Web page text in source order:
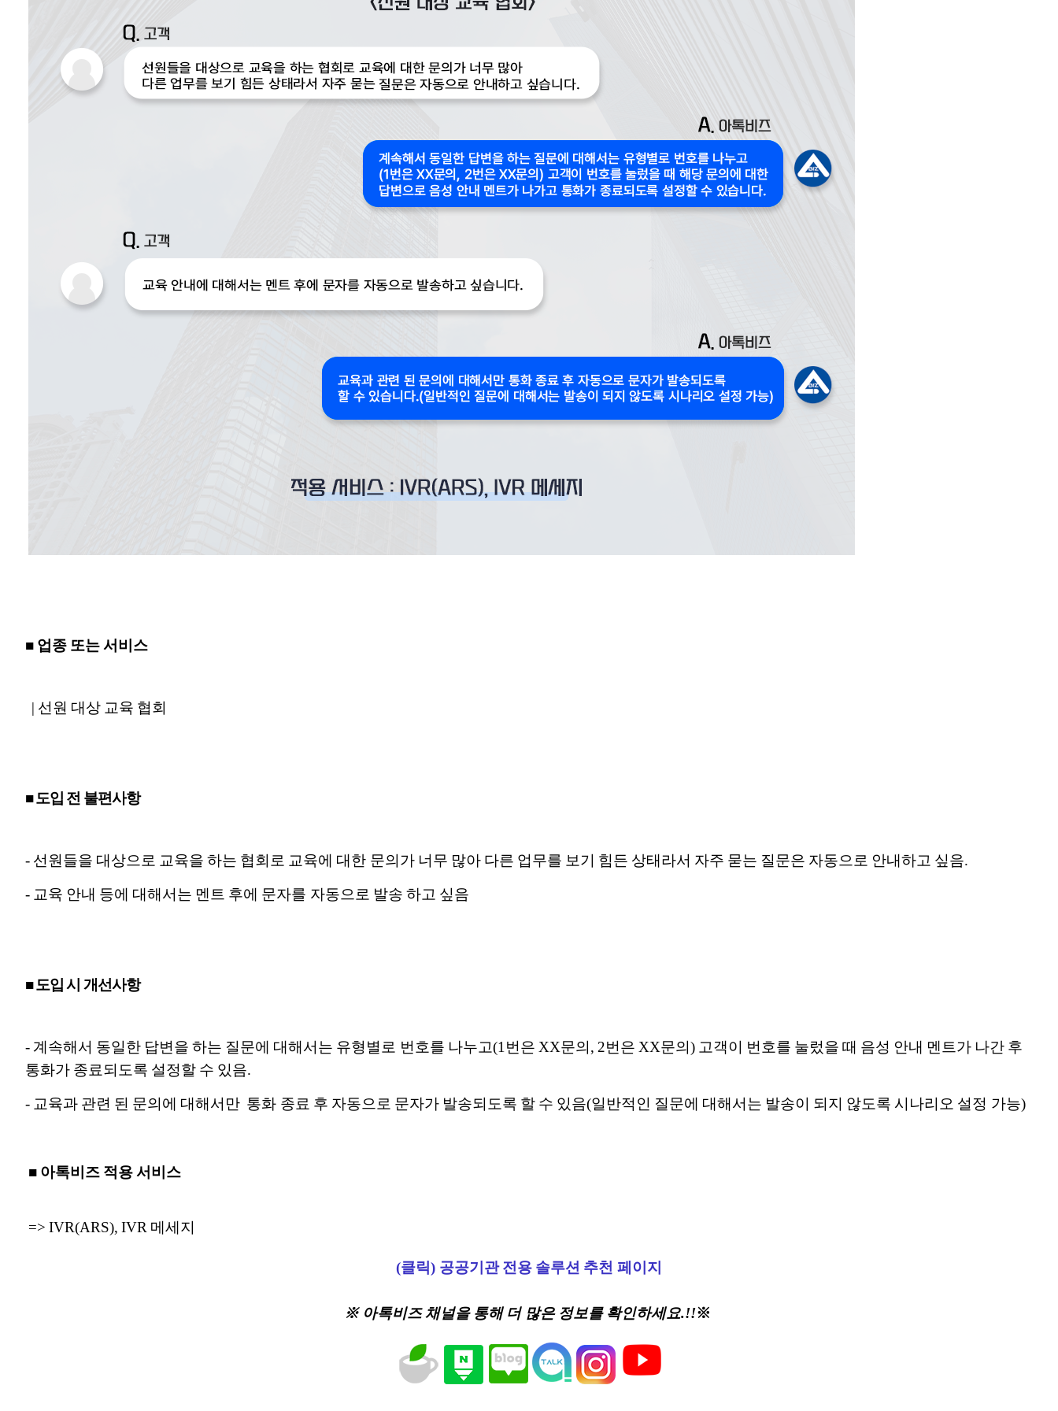
■ 업종 또는 서비스
| 선원 대상 교육 협회
■ 도입 전 불편사항
- 선원들을 대상으로 교육을 하는 협회로 교육에 대한 문의가 너무 많아 다른 업무를 보기 힘든 상태라서 자주 묻는 질문은 자동으로 안내하고 싶음.
- 교육 안내 등에 대해서는 멘트 후에 문자를 자동으로 발송 하고 싶음
■ 도입 시 개선사항
- 계속해서 동일한 답변을 하는 질문에 대해서는 유형별로 번호를 나누고(1번은 XX문의, 2번은 XX문의) 고객이 번호를 눌렀을 때 음성 안내 멘트가 나간 후
통화가 종료되도록 설정할 수 있음.
- 교육과 관련 된 문의에 대해서만 통화 종료 후 자동으로 문자가 발송되도록 할 수 있음(일반적인 질문에 대해서는 발송이 되지 않도록 시나리오 설정 가능)
■ 아톡비즈 적용 서비스
=> IVR(ARS), IVR 메세지
(클릭) 공공기관 전용 솔루션 추천 페이지
※ 아톡비즈 채널을 통해 더 많은 정보를 확인하세요.!!※